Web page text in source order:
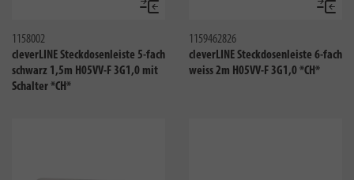
Vergleichen
1158002
cleverLINE Steckdosenleiste 5-fach
schwarz 1,5m H05VV-F 3G1,0 mit
Schalter *CH*
1159462826
cleverLINE Steckdosenleiste 6-fach
weiss 2m H05VV-F 3G1,0 *CH*